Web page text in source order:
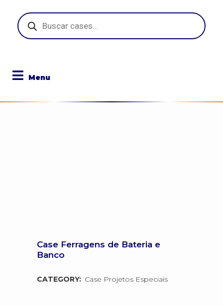
Pesquisar
produtos
Case Ferragens de Bateria e
Banco
CATEGORY: Case Projetos Especiais